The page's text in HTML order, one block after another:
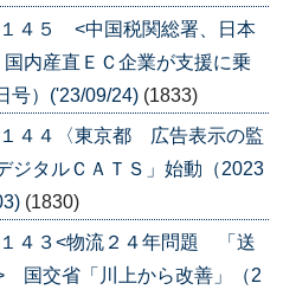
１４５ <中国税関総署、日本
内産直ＥＣ企業が支援に乗
号）('23/09/24) (1833)
１４４〈東京都 広告表示の監
ジタルＣＡＴＳ」始動（2023
(1830)
１４３<物流２４年問題 「送
国交省「川上から改善」（2